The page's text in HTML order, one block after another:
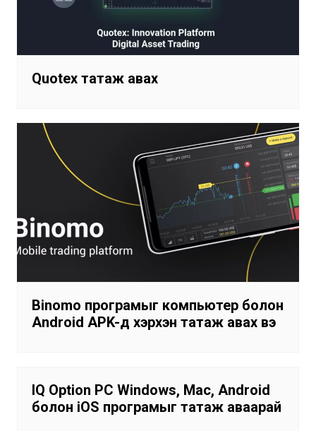
Quotex татаж авах
Binomo програмыг компьютер болон
Android APK-д хэрхэн татаж авах вэ
IQ Option PC Windows, Mac, Android
болон iOS програмыг татаж аваарай